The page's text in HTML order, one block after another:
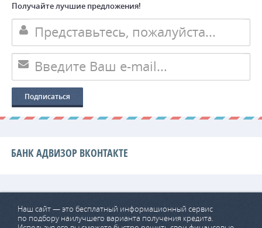
Получайте лучшие предложения!
БАНК АДВИЗОР ВКОНТАКТЕ
Наш сайт — это бесплатный информационный сервис
по подбору наилучшего варианта получения кредита.